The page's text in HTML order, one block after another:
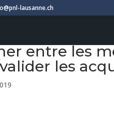
lausanne.ch
faut trouver
entre les
les